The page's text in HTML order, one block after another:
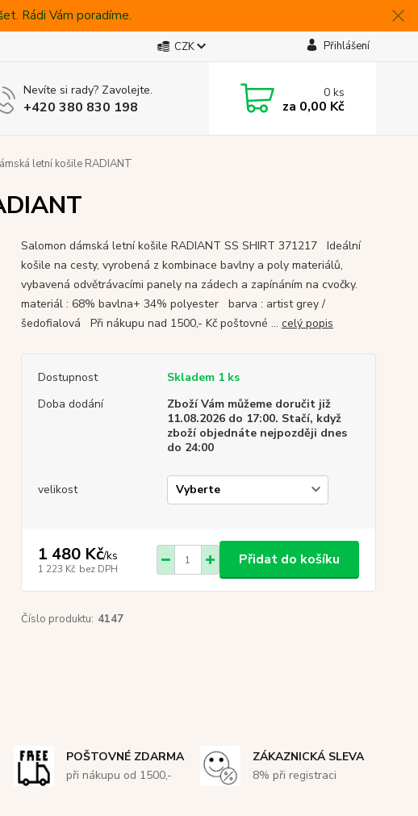
Rádi Vám poradíme.
CZK Přihlášení
Nevíte si rady? Zavolejte.
+420 380 830 198
0ks
za 0,00 Kč
letní košile RADIANT
Salomon dámská letní košile RADIANT SS SHIRT 371217 Ideální
košile na cesty, vyrobená z kombinace bavlny a poly materiálů,
vybavená odvětrávacími panely na zádech a zapínáním na cvočky.
materiál : 68% bavlna+ 34% polyester barva : artist grey /
šedofialová Při nákupu nad 1500,- Kč poštovné ... celý popis
Dostupnost
Skladem 1 ks
Doba dodání
Zboží Vám můžeme doručit již
11.08.2026 do 17:00. Stačí, když
zboží objednáte nejpozději dnes
do 24:00
velikost
1 480 Kč/ks
1 223 Kč bez DPH
Přidat do košíku
Číslo produktu: 4147
POŠTOVNÉ ZDARMA
při nákupu od 1500,-
ZÁKAZNICKÁ SLEVA
8% při registraci